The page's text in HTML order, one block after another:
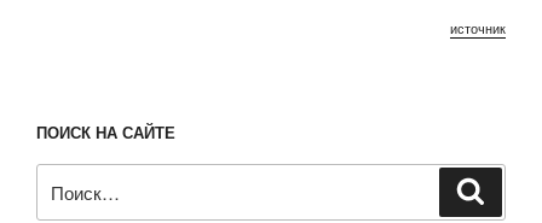
источник
ПОИСК НА САЙТЕ